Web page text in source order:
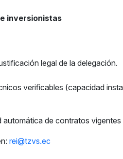
inversionistas
legal de la delegación.
verificables (capacidad
de contratos
rei@tzvs.ec